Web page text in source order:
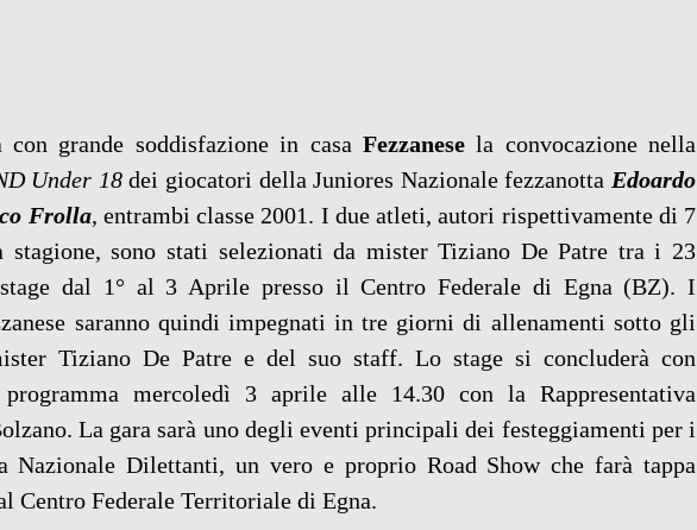
grande soddisfazione in casa Fezzanese
Under 18 dei giocatori della Juniores Nazionale fezzanotta Edoardo
Frolla, entrambi classe 2001. I due atleti, autori rispettivamente di 7
stagione, sono stati selezionati da mister Tiziano De Patre tra i 23
dal 1° al 3 Aprile presso il Centro Federale di Egna (BZ). I
saranno quindi impegnati in tre giorni di allenamenti sotto gli
Tiziano De Patre e del suo staff. Lo stage si concluderà con
programma mercoledì 3 aprile alle 14.30 con la Rappresentativa
La gara sarà uno degli eventi principali dei festeggiamenti per i
Nazionale Dilettanti, un vero e proprio Road Show che farà tappa
Centro Federale Territoriale di Egna.